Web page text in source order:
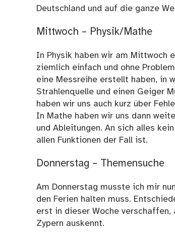
Deutschland und auf die ganze
Mittwoch – Physik/Mathe
In Physik haben wir am Mittwoch
ziemlich einfach und ohne
eine Messreihe erstellt haben, in
Strahlenquelle und einen Geiger
haben wir uns auch kurz über
In Mathe haben wir uns dann
und Ableitungen. An sich alles
allen Funktionen der Fall ist.
Donnerstag – Themensuche
Am Donnerstag musste ich mir
den Ferien halten muss.
erst in dieser Woche
Zypern auskennt.